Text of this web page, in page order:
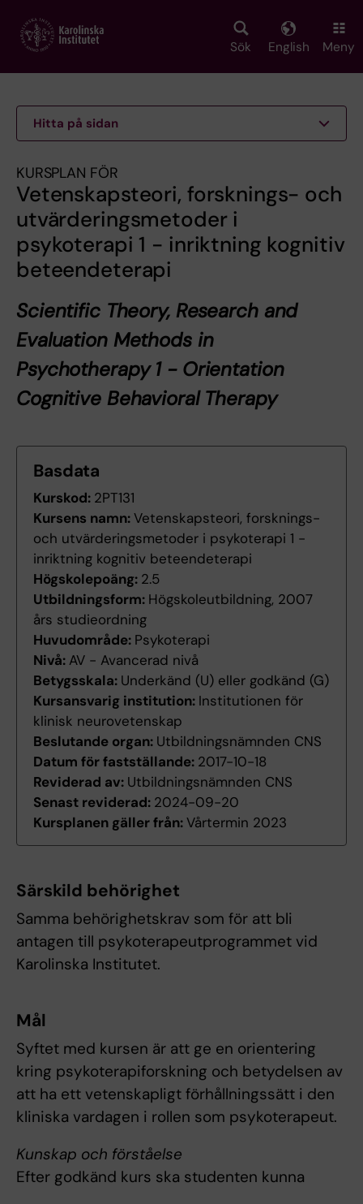
main
Sök English Meny
Hitta på sidan
KURSPLAN FÖR
Vetenskapsteori, forsknings- och
utvärderingsmetoder i
psykoterapi 1 - inriktning kognitiv
beteendeterapi
Scientific Theory, Research and
Evaluation Methods in
Psychotherapy 1 - Orientation
Cognitive Behavioral Therapy
Basdata
Kurskod: 2PT131
Kursens namn:Vetenskapsteori, forsknings-
och utvärderingsmetoder i psykoterapi 1 -
inriktning kognitiv beteendeterapi
Högskolepoäng: 2.5
Utbildningsform: Högskoleutbildning, 2007
års studieordning
Huvudområde: Psykoterapi
Nivå: AV - Avancerad nivå
Betygsskala: Underkänd (U) eller godkänd (G)
Kursansvarig institution: Institutionen för
klinisk neurovetenskap
Beslutande organ: Utbildningsnämnden CNS
Datum för fastställande: 2017-10-18
Reviderad av: Utbildningsnämnden CNS
Senast reviderad: 2024-09-20
Kursplanen gäller från:Vårtermin 2023
Särskild behörighet
Samma behörighetskrav som för att bli
antagen till psykoterapeutprogrammet vid
Karolinska Institutet.
Mål
Syftet med kursen är att ge en orientering
kring psykoterapiforskning och betydelsen av
att ha ett vetenskapligt förhållningssätt i den
kliniska vardagen i rollen som psykoterapeut.
Kunskap och förståelse
Efter godkänd kurs ska studenten kunna